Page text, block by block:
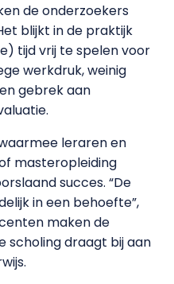
de onderzoekers
blijkt in de praktijk
tijd vrij te spelen voor
werkdruk, weinig
gebrek aan
leraren en
masteropleiding
succes. “De
in een behoefte”,
maken de
scholing draagt bij aan